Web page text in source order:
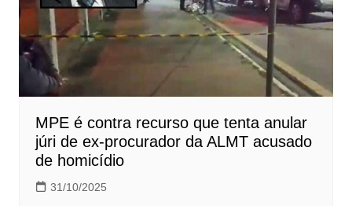
MPE é contra recurso que tenta anular
júri de ex-procurador da ALMT acusado
de homicídio
31/10/2025